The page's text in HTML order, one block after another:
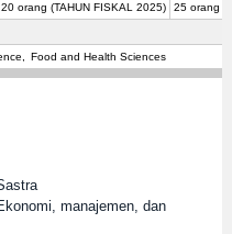
20 orang (TAHUN FISKAL 2025) 25 orang
Food and Health Sciences
manajemen, dan